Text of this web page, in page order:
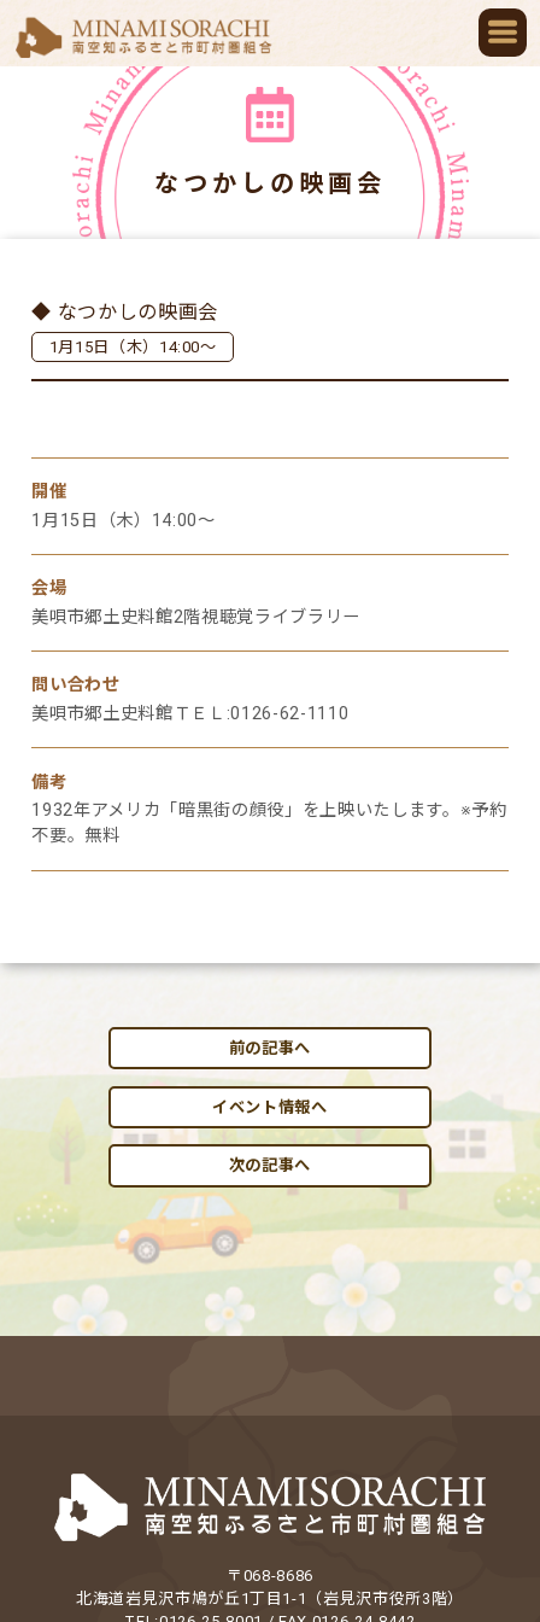
なつかしの映画会
◆ なつかしの映画会
1月15日（木）14:00～
開催
1月15日（木）14:00～
会場
美唄市郷土史料館2階視聴覚ライブラリー
問い合わせ
美唄市郷土史料館ＴＥＬ:0126-62-1110
備考
1932年アメリカ「暗黒街の顔役」を上映いたします。※予約
不要。無料
前の記事へ
イベント情報へ
次の記事へ
〒068-8686
北海道岩見沢市鳩が丘1丁目1-1（岩見沢市役所3階）